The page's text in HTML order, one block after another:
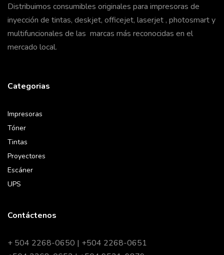
Distribuimos consumibles originales para impresoras de
inyección de tintas, deskjet, officejet, laserjet , photosmart y
multifuncionales de las marcas más reconocidas en el
mercado local.
Categorias
Impresoras
Tóner
Tintas
Proyectores
Escáner
UPS
Contáctenos
+ 504 2268-0650 | +504 2268-0651